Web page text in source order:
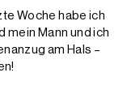
Woche habe ich
mein Mann und ich
am Hals –